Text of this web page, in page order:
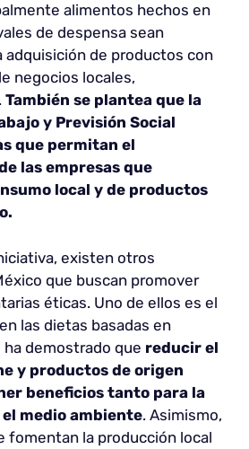
alimentos hechos en
de despensa sean
adquisición de productos con
negocios locales,
También se plantea que la
y Previsión Social
que permitan el
las empresas que
local y de productos
existen otros
que buscan promover
éticas. Uno de ellos es el
las dietas basadas en
ha demostrado que reducir el
y productos de origen
beneficios tanto para la
medio ambiente. Asimismo,
fomentan la producción local